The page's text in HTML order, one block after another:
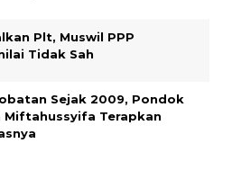
Plt, Muswil PPP
Tidak Sah
Sejak 2009, Pondok
Miftahussyifa Terapkan